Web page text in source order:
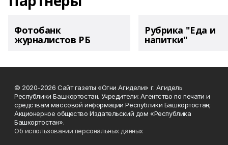
Фотобанк
журналистов РБ
Рубрика "Еда и
напитки"
© 2020-2026 Сайт газеты «Огни Агидели» г. Агидель
Республики Башкортостан. Учредители: Агентство по печати и
средствам массовой информации Республики Башкортостан;
Акционерное общество Издательский дом «Республика
Башкортостан».
Об использовании персональных данных